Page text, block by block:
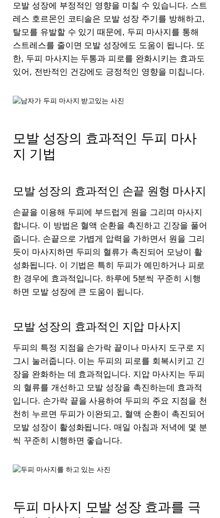
모발 성장에 부정적인 영향을 미칠 수 있습니다. 스트
레스 호르몬인 코티솔은 모발 성장 주기를 방해하고,
탈모를 유발할 수 있기 때문에, 두피 마사지를 통해
스트레스를 줄이면 모발 성장에도 도움이 됩니다. 또
한, 두피 마사지는 두통과 피로를 완화시키는 효과도
있어, 전반적인 건강에도 긍정적인 영향을 미칩니다.
모발 성장의 효과적인 두피 마사
지 기법
모발 성장의 효과적인 손끝 원형 마사지
손끝을 이용해 두피에 부드럽게 원을 그리며 마사지
합니다. 이 방법은 혈액 순환을 촉진하고 긴장을 풀어
줍니다. 손끝으로 가볍게 압력을 가하면서 원을 그리
듯이 마사지하면 두피의 혈류가 촉진되어 모낭이 활
성화됩니다. 이 기법은 특히 두피가 예민하거나 피로
한 경우에 효과적입니다. 하루에 5분씩 꾸준히 시행
하면 모발 성장에 큰 도움이 됩니다.
모발 성장의 효과적인 지압 마사지
두피의 특정 지점을 손가락 끝이나 마사지 도구로 지
그시 눌러줍니다. 이는 두피의 피로를 회복시키고 긴
장을 완화하는 데 효과적입니다. 지압 마사지는 두피
의 혈류를 개선하고 모발 성장을 촉진하는데 효과적
입니다. 손가락 끝을 사용하여 두피의 주요 지점을 천
천히 누르면 두피가 이완되고, 혈액 순환이 촉진되어
모발 성장이 활성화됩니다. 매일 아침과 저녁에 몇 분
씩 꾸준히 시행하면 좋습니다.
두피 마사지 모발 성장 효과를 극